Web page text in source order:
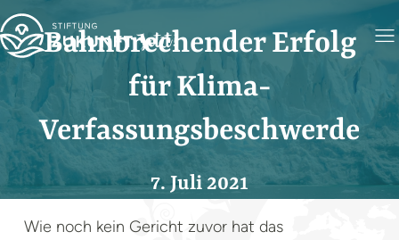
Bahnbrechender Erfolg
für Klima-
Verfassungsbeschwerde
7. Juli 2021
Wie noch kein Gericht zuvor hat das